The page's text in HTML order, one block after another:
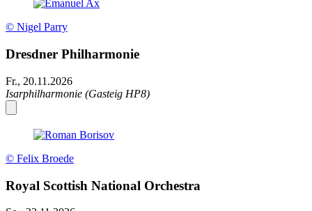
© Nigel Parry
Dresdner Philharmonie
Fr., 20.11.2026
Isarphilharmonie (Gasteig HP8)
© Felix Broede
Royal Scottish National Orchestra